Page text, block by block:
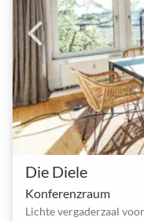
Die Diele
Konferenzraum
Lichte vergaderzaal